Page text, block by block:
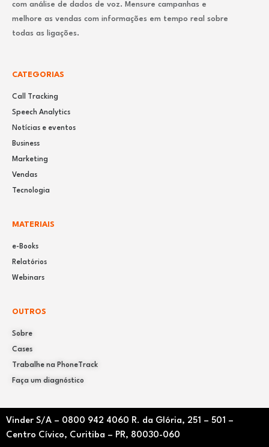
com análise de dados de voz. Mensure campanhas e
melhore as vendas com informações em tempo real sobre
todas as ligações.
CATEGORIAS
Call Tracking
Speech Analytics
Notícias e eventos
Business
Marketing
Vendas
Tecnologia
MATERIAIS
e-Books
Relatórios
Webinars
OUTROS
Sobre
Cases
Trabalhe na PhoneTrack
Faça um diagnóstico
Vinder S/A – 0800 942 4060 R. da Glória, 251 – 501 –
Centro Cívico, Curitiba – PR, 80030-060